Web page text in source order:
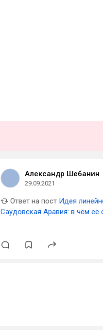
Александр Шебанин
29.09.2021
Ответ на пост Идея
Саудовская Аравия: в чём